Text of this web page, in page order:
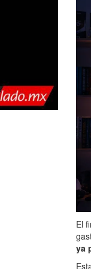
El
ya